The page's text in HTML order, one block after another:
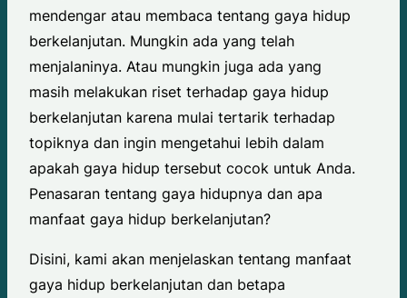
mendengar atau membaca tentang gaya hidup
berkelanjutan. Mungkin ada yang telah
menjalaninya. Atau mungkin juga ada yang
masih melakukan riset terhadap gaya hidup
berkelanjutan karena mulai tertarik terhadap
topiknya dan ingin mengetahui lebih dalam
apakah gaya hidup tersebut cocok untuk Anda.
Penasaran tentang gaya hidupnya dan apa
manfaat gaya hidup berkelanjutan?
Disini, kami akan menjelaskan tentang manfaat
gaya hidup berkelanjutan dan betapa